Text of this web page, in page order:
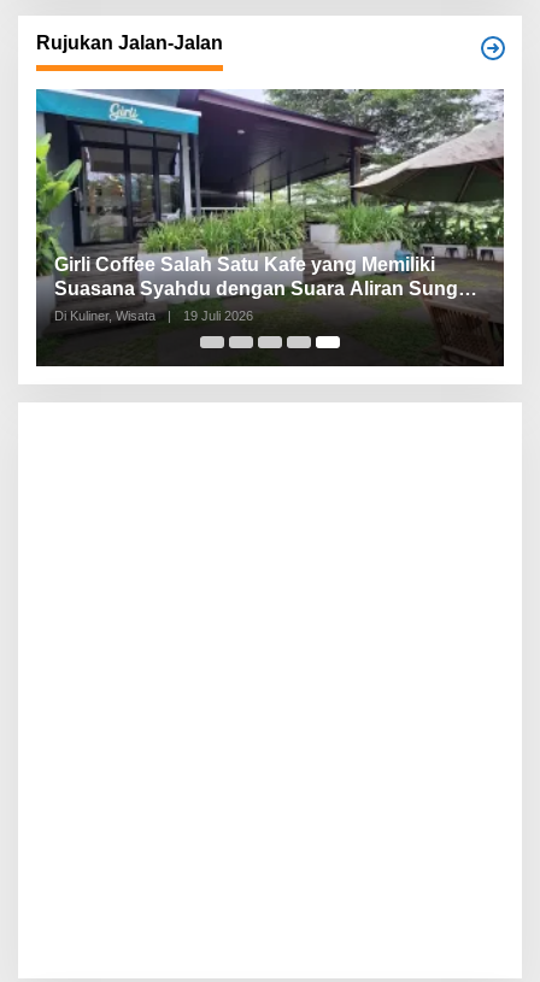
Rujukan Jalan-Jalan
Girli Coffee Salah Satu Kafe yang Memiliki
Suasana Syahdu dengan Suara Aliran Sungai
ditambah Pemandangan Gunung Salak yang
Di Kuliner, Wisata 19 Juli 2026